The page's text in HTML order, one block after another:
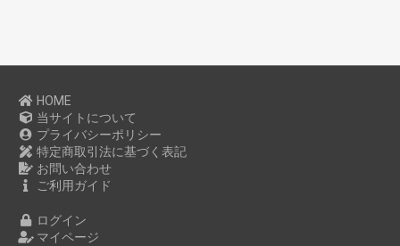
HOME
当サイトについて
プライバシーポリシー
特定商取引法に基づく表記
お問い合わせ
ご利用ガイド
ログイン
マイページ